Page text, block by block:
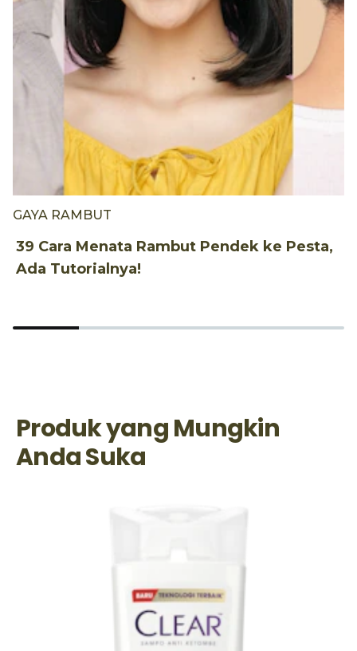
GAYA RAMBUT
39 Cara Menata Rambut Pendek ke Pesta,
Ada Tutorialnya!
Produk yang Mungkin
Anda Suka